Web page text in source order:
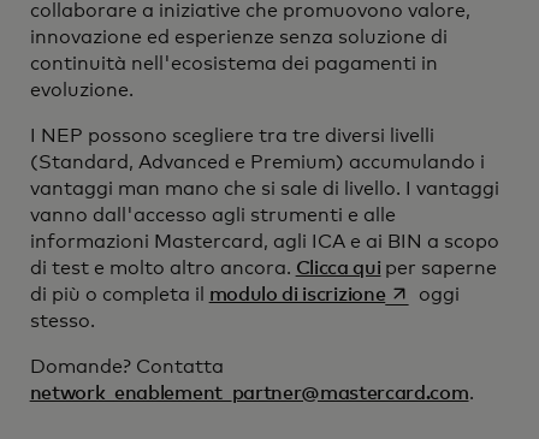
collaborare a iniziative che promuovono valore,
innovazione ed esperienze senza soluzione di
continuità nell'ecosistema dei pagamenti in
evoluzione.
I NEP possono scegliere tra tre diversi livelli
(Standard, Advanced e Premium) accumulando i
vantaggi man mano che si sale di livello. I vantaggi
vanno dall'accesso agli strumenti e alle
informazioni Mastercard, agli ICA e ai BIN a scopo
di test e molto altro ancora. Clicca qui per saperne
di più o completa il modulo di iscrizionesi apre in una
oggi
stesso.
Domande? Contatta
network_enablement_partner@mastercard.com.